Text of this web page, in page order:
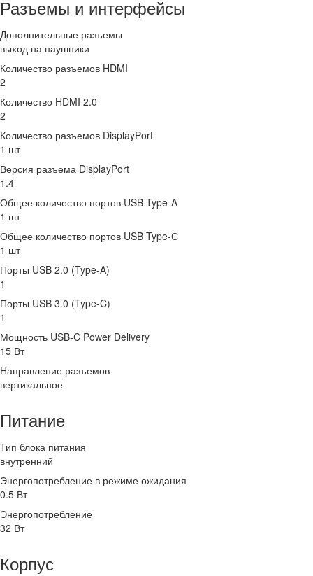
Разъемы и интерфейсы
Дополнительные разъемы
выход на наушники
Количество разъемов HDMI
2
Количество HDMI 2.0
2
Количество разъемов DisplayPort
1 шт
Версия разъема DisplayPort
1.4
Общее количество портов USB Type-A
1 шт
Общее количество портов USB Type-С
1 шт
Порты USB 2.0 (Type-A)
1
Порты USB 3.0 (Type-C)
1
Мощность USB-C Power Delivery
15 Вт
Направление разъемов
вертикальное
Питание
Тип блока питания
внутренний
Энергопотребление в режиме ожидания
0.5 Вт
Энергопотребление
32 Вт
Корпус